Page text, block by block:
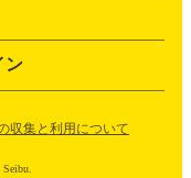
ン
収集と利用について